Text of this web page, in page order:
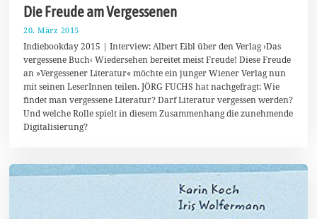
Die Freude am Vergessenen
20. März 2015
.
M
ä
r
2
0
1
Indiebookday 2015 | Interview: Albert Eibl über den Verlag ›Das
vergessene Buch‹ Wiedersehen bereitet meist Freude! Diese Freude
an »Vergessener Literatur« möchte ein junger Wiener Verlag nun
mit seinen LeserInnen teilen. JÖRG FUCHS hat nachgefragt: Wie
findet man vergessene Literatur? Darf Literatur vergessen werden?
Und welche Rolle spielt in diesem Zusammenhang die zunehmende
Digitalisierung?